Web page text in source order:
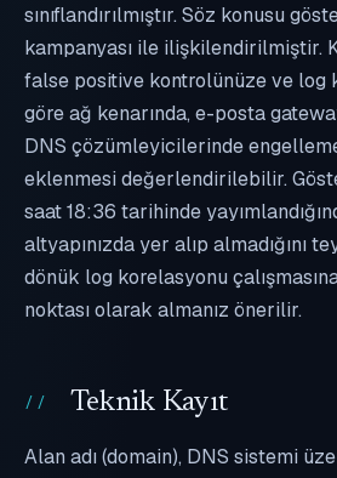
sınıflandırılmıştır. Söz konusu
kampanyası ile ilişkilendirilmiştir.
false positive kontrolünüze ve log
göre ağ kenarında, e-posta
DNS çözümleyicilerinde
eklenmesi değerlendirilebilir.
saat 18:36 tarihinde
altyapınızda yer alıp almadığını
dönük log korelasyonu
noktası olarak almanız önerilir.
Teknik Kayıt
Alan adı (domain), DNS sistemi